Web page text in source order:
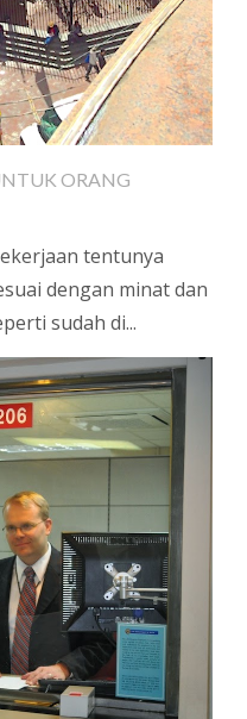
ORANG
tentunya
dengan minat dan
sudah di...